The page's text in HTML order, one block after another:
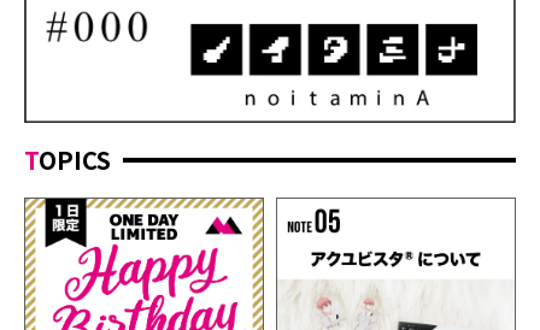
TOPICS